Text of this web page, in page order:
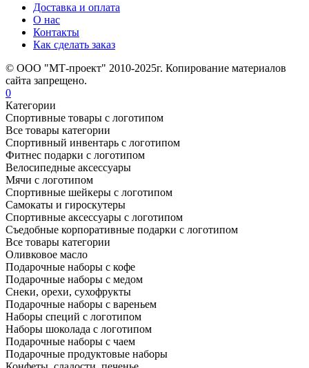
Доставка и оплата
О нас
Контакты
Как сделать заказ
© ООО "МТ-проект" 2010-2025г. Копирование материалов
сайта запрещено.
0
Категории
Спортивные товары с логотипом
Все товары категории
Спортивный инвентарь с логотипом
Фитнес подарки с логотипом
Велосипедные аксессуары
Мячи с логотипом
Спортивные шейкеры с логотипом
Самокаты и гироскутеры
Спортивные аксессуары с логотипом
Съедобные корпоративные подарки с логотипом
Все товары категории
Оливковое масло
Подарочные наборы с кофе
Подарочные наборы с медом
Снеки, орехи, сухофрукты
Подарочные наборы с вареньем
Наборы специй с логотипом
Наборы шоколада с логотипом
Подарочные наборы с чаем
Подарочные продуктовые наборы